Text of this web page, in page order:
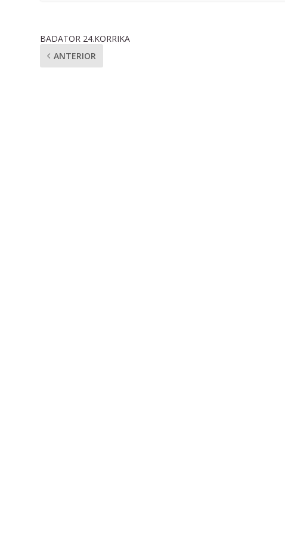
BADATOR 24.KORRIKA
ANTERIOR